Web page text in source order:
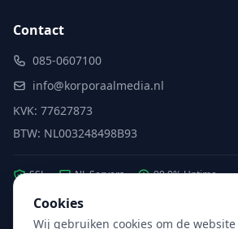
Contact
085-0607100
info@korporaalmedia.nl
KVK: 77627873
BTW: NL003248498B93
SSL NL Servers 99.9% Uptime
Cookies
Wij gebruiken cookies om de